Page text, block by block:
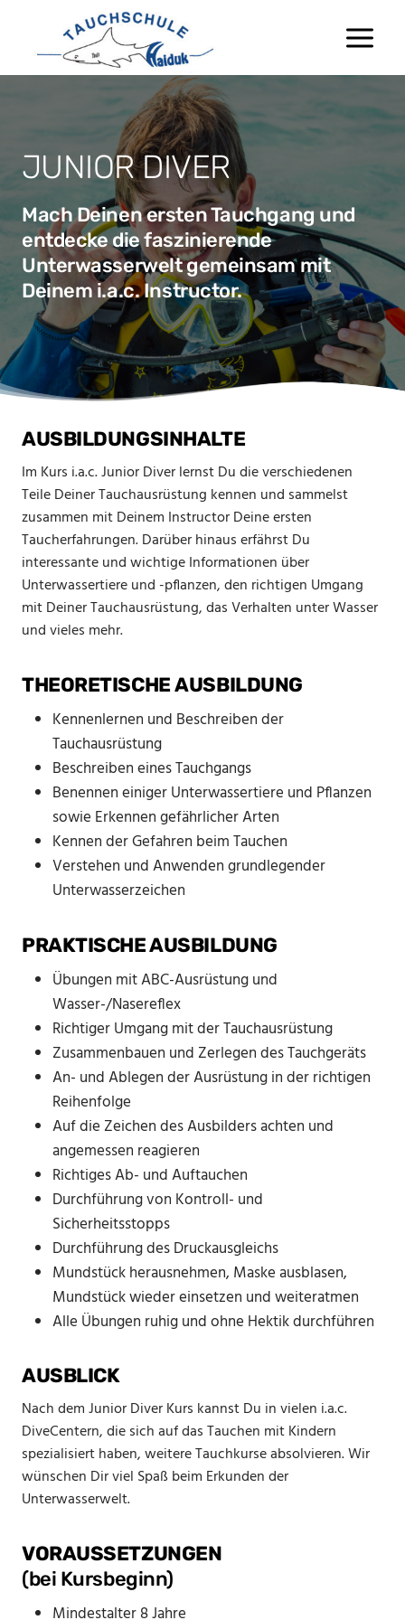
springen
JUNIOR DIVER
Mach Deinen ersten Tauchgang und
entdecke die faszinierende
Unterwasserwelt gemeinsam mit
Deinem i.a.c. Instructor.
AUSBILDUNGSINHALTE
Im Kurs i.a.c. Junior Diver lernst Du die verschiedenen
Teile Deiner Tauchausrüstung kennen und sammelst
zusammen mit Deinem Instructor Deine ersten
Taucherfahrungen. Darüber hinaus erfährst Du
interessante und wichtige Informationen über
Unterwassertiere und -pflanzen, den richtigen Umgang
mit Deiner Tauchausrüstung, das Verhalten unter Wasser
und vieles mehr.
THEORETISCHE AUSBILDUNG
Kennenlernen und Beschreiben der
Tauchausrüstung
Beschreiben eines Tauchgangs
Benennen einiger Unterwassertiere und Pflanzen
sowie Erkennen gefährlicher Arten
Kennen der Gefahren beim Tauchen
Verstehen und Anwenden grundlegender
Unterwasserzeichen
PRAKTISCHE AUSBILDUNG
Übungen mit ABC-Ausrüstung und
Wasser-/Nasereflex
Richtiger Umgang mit der Tauchausrüstung
Zusammenbauen und Zerlegen des Tauchgeräts
An- und Ablegen der Ausrüstung in der richtigen
Reihenfolge
Auf die Zeichen des Ausbilders achten und
angemessen reagieren
Richtiges Ab- und Auftauchen
Durchführung von Kontroll- und
Sicherheitsstopps
Durchführung des Druckausgleichs
Mundstück herausnehmen, Maske ausblasen,
Mundstück wieder einsetzen und weiteratmen
Alle Übungen ruhig und ohne Hektik durchführen
AUSBLICK
Nach dem Junior Diver Kurs kannst Du in vielen i.a.c.
DiveCentern, die sich auf das Tauchen mit Kindern
spezialisiert haben, weitere Tauchkurse absolvieren. Wir
wünschen Dir viel Spaß beim Erkunden der
Unterwasserwelt.
VORAUSSETZUNGEN
(bei Kursbeginn)
Mindestalter 8 Jahre